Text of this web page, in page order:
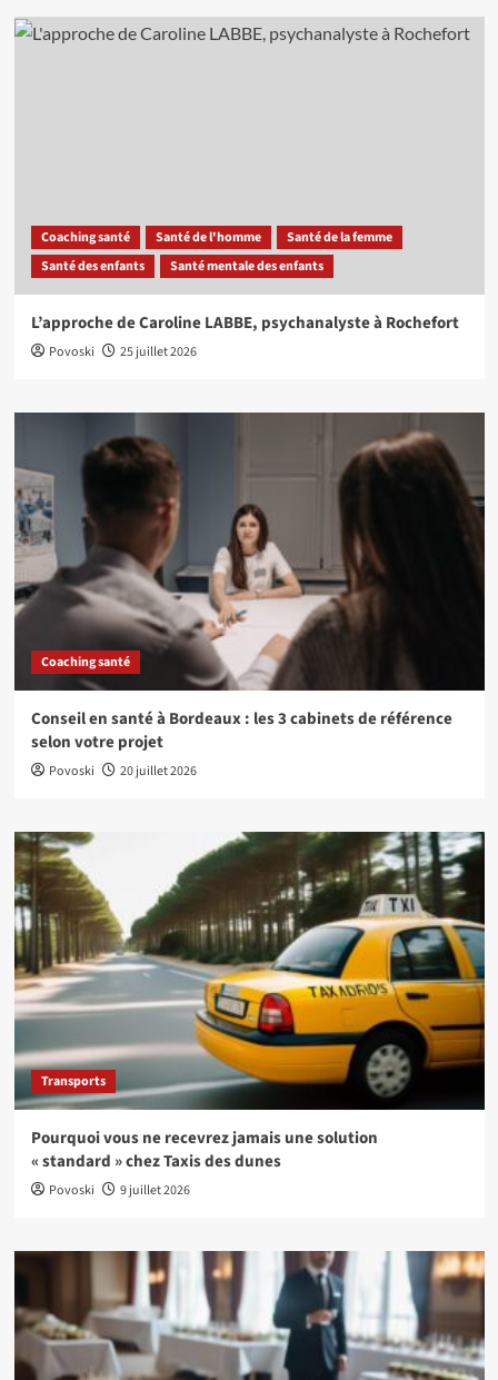
Coaching santé Santé de l'homme
Santé de la femme
Santé des enfants
Santé mentale des enfants
L’approche de Caroline LABBE, psychanalyste à Rochefort
Povoski 25 juillet 2026
Coaching santé
Conseil en santé à Bordeaux : les 3 cabinets de référence
selon votre projet
Povoski 20 juillet 2026
Transports
Pourquoi vous ne recevrez jamais une solution
« standard » chez Taxis des dunes
Povoski 9 juillet 2026